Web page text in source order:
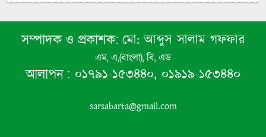
আগামী ৫ মাসের মধ্যে শেষ হবে
ক্ষেপণাস্ত্র মজুদ! দারুণ শংকায় যুক্তরাষ্ট্র!
সম্পাদক ও প্রকাশক: মো: আব্দুস সালাম গফফার
এম, এ,(বাংলা), বি, এড
আলাপন : ০১৭৯১-১৫৩৪৪০, ০১৯১৯-১৫৩৪৪০
sarsabarta@gmail.com